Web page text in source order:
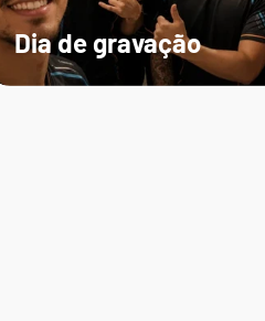
Dia de gravação